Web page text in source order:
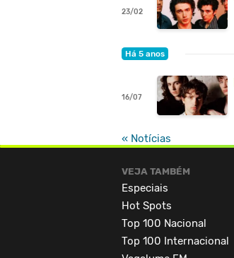
23/02
Há 5 anos
16/07
« Notícias
VEJA TAMBÉM
Especiais
Hot Spots
Top 100 Nacional
Top 100 Internacional